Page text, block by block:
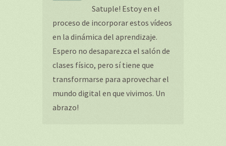
Satuple! Estoy en el
proceso de incorporar estos vídeos
en la dinámica del aprendizaje.
Espero no desaparezca el salón de
clases físico, pero sí tiene que
transformarse para aprovechar el
mundo digital en que vivimos. Un
abrazo!